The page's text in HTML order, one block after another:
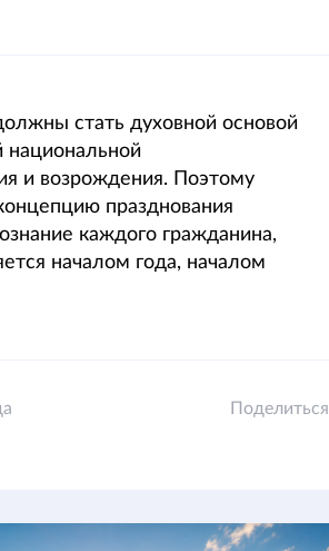
стать духовной основой
национальной
и возрождения. Поэтому
празднования
каждого гражданина,
началом года, началом
Поделиться